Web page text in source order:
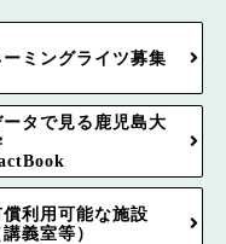
ーミングライツ募集
ータで見る鹿児島大
償利用可能な施設
講義室等）